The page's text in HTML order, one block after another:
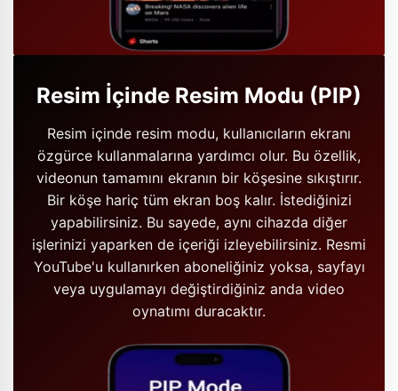
Resim İçinde Resim Modu (PIP)
Resim içinde resim modu, kullanıcıların ekranı
özgürce kullanmalarına yardımcı olur. Bu özellik,
videonun tamamını ekranın bir köşesine sıkıştırır.
Bir köşe hariç tüm ekran boş kalır. İstediğinizi
yapabilirsiniz. Bu sayede, aynı cihazda diğer
işlerinizi yaparken de içeriği izleyebilirsiniz. Resmi
YouTube'u kullanırken aboneliğiniz yoksa, sayfayı
veya uygulamayı değiştirdiğiniz anda video
oynatımı duracaktır.